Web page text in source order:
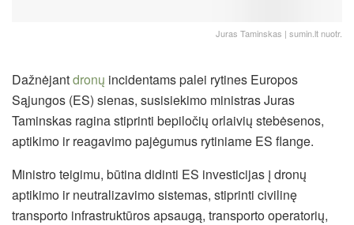
Juras Taminskas | sumin.lt nuotr.
Dažnėjantdronų incidentams palei rytines Europos
Sąjungos (ES) sienas, susisiekimo ministras Juras
Taminskas ragina stiprinti bepiločių orlaivių stebėsenos,
aptikimo ir reagavimo pajėgumus rytiniame ES flange.
Ministro teigimu, būtina didinti ES investicijas į dronų
aptikimo ir neutralizavimo sistemas, stiprinti civilinę
transporto infrastruktūros apsaugą, transporto operatorių,